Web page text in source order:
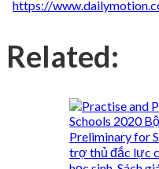
https://
Related: